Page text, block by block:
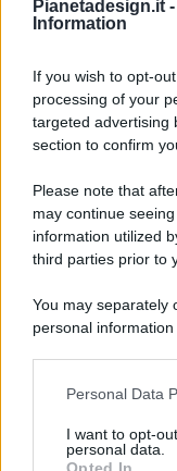
Pianetadesign.it -
Information
If you wish to opt-
processing of your
targeted advertising
section to confirm
Please note that
may continue
information utilized
third parties prior to
You may separately
personal
This information
disclose it to other
Personal Data
I want to opt-
personal data.
© 2026 - Pianeta
Registrata Al
ISCRIZIONE AL